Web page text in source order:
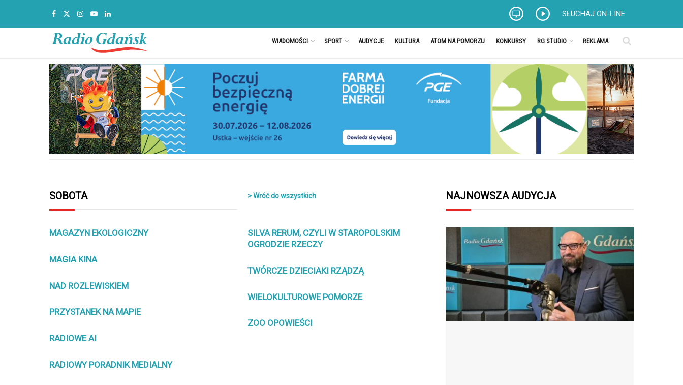
SŁUCHAJ ON-LINE
WIADOMOŚCI SPORT AUDYCJE KULTURA ATOM NA POMORZU KONKURSY RG STUDIO REKLAMA
SOBOTA > Wróć do wszystkich NAJNOWSZA AUDYCJA
MAGAZYN EKOLOGICZNY
MAGIA KINA
NAD ROZLEWISKIEM
PRZYSTANEK NA MAPIE
RADIOWE AI
RADIOWY PORADNIK MEDIALNY
SILVA RERUM, CZYLI W STAROPOLSKIM
OGRODZIE RZECZY
TWÓRCZE DZIECIAKI RZĄDZĄ
WIELOKULTUROWE POMORZE
ZOO OPOWIEŚCI